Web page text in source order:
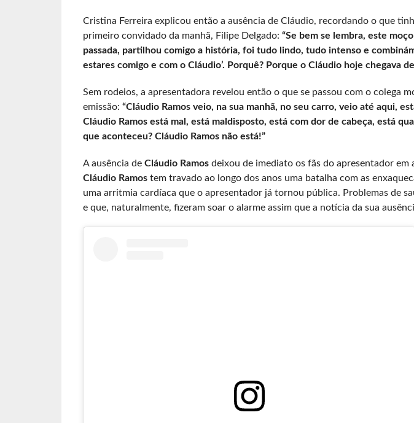
Cristina Ferreira explicou então a ausência de Cláudio, recordando o que
primeiro convidado da manhã, Filipe Delgado: “Se bem se lembra, este
passada, partilhou comigo a história, foi tudo lindo, tudo intenso e
estares comigo e com o Cláudio’. Porquê? Porque o Cláudio hoje chegava
Sem rodeios, a apresentadora revelou então o que se passou com o colega
emissão: “Cláudio Ramos veio, na sua manhã, no seu carro, veio até aqui,
Cláudio Ramos está mal, está maldisposto, está com dor de cabeça, está
que aconteceu? Cláudio Ramos não está!”
A ausência de Cláudio Ramos deixou de imediato os fãs do apresentador em
Cláudio Ramostem travado ao longo dos anos uma batalha com as
uma arritmia cardíaca que o apresentador já tornou pública. Problemas de
e que, naturalmente, fizeram soar o alarme assim que a notícia da sua